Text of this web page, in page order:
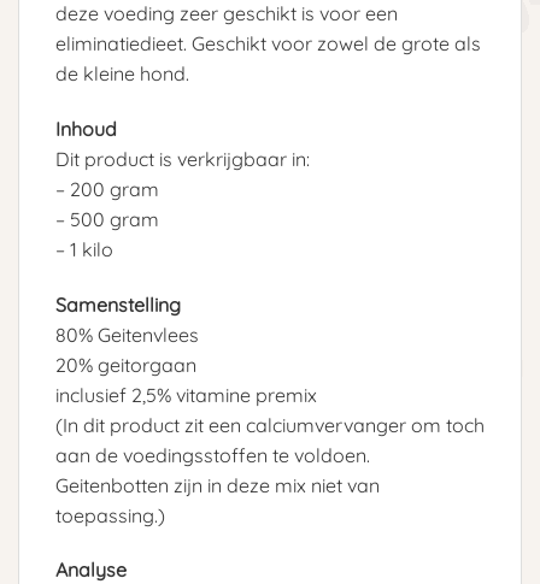
deze voeding zeer geschikt is voor een
eliminatiedieet. Geschikt voor zowel de grote als
de kleine hond.
Inhoud
Dit product is verkrijgbaar in:
– 200 gram
– 500 gram
– 1 kilo
Samenstelling
80% Geitenvlees
20% geitorgaan
inclusief 2,5% vitamine premix
(In dit product zit een calciumvervanger om toch
aan de voedingsstoffen te voldoen.
Geitenbotten zijn in deze mix niet van
toepassing.)
Analyse